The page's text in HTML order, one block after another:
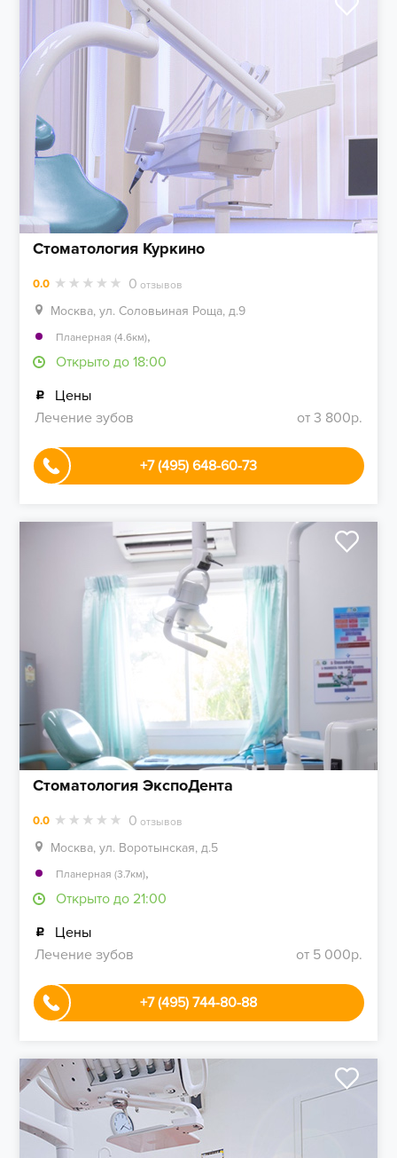
Стоматология Куркино
0.0 0 отзывов
Москва, ул. Соловьиная Роща, д.9
Планерная (4.6км),
Открыто до 18:00
Цены
Лечение зубов
от 3 800р.
+7 (495) 648-60-73
Стоматология ЭкспоДента
0.0 0 отзывов
Москва, ул. Воротынская, д.5
Планерная (3.7км),
Открыто до 21:00
Цены
Лечение зубов
от 5 000р.
+7 (495) 744-80-88